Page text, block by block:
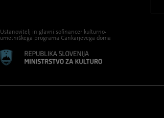
Ustanovitelj in glavni sofinancer kulturno-
umetniškega programa Cankarjevega doma